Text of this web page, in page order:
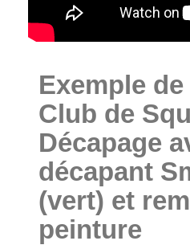
Exemple
Club de
Décapage
décapant
(vert) et
peinture